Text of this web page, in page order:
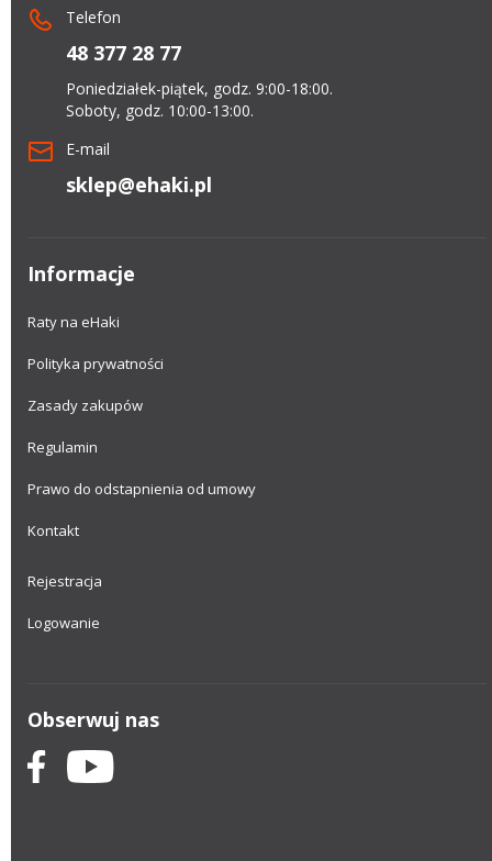
Telefon
48 377 28 77
Poniedziałek-piątek, godz. 9:00-18:00.
Soboty, godz. 10:00-13:00.
E-mail
sklep@ehaki.pl
Informacje
Raty na eHaki
Polityka prywatności
Zasady zakupów
Regulamin
Prawo do odstapnienia od umowy
Kontakt
Rejestracja
Logowanie
Obserwuj nas